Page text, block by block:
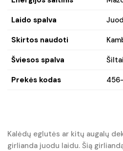
Laido spalva
Skirtos naudoti
Šviesos spalva
Prekės kodas
Kalėdų eglutės ar kitų augalų
girlianda juodu laidu. Šią